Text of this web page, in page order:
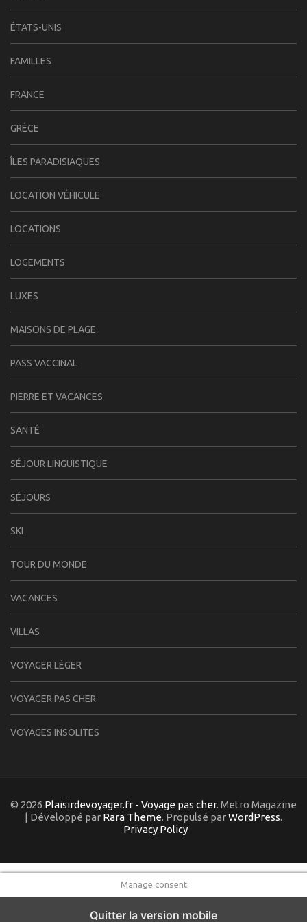
ÉTATS-UNIS
FAMILLES
FRANCE
GRÈCE
ÎLES PARADISIAQUES
LOCATION VÉHICULE
LOCATIONS
LOGEMENTS
LUXES
MAISONS DE PLAGE
PASS VACCINAL
PIERRE ET VACANCES
SANTÉ
SÉJOUR LINGUISTIQUE
SÉJOURS
SKI
TOUR DU MONDE
VACANCES
VILLAS
VOYAGER LÉGER
VOYAGER PAS CHER
VOYAGES INSOLITES
© 2026 Plaisirdevoyager.fr - Voyage pas cher. Metro Magazine
| Développé par Rara Theme. Propulsé parWordPress.
Privacy Policy
Manage consent
Quitter la version mobile